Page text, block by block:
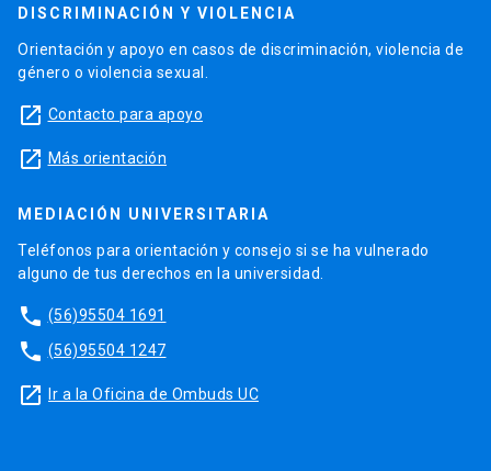
DISCRIMINACIÓN Y VIOLENCIA
Orientación y apoyo en casos de discriminación, violencia de
género o violencia sexual.
launch Contacto para apoyo
launch Más orientación
MEDIACIÓN UNIVERSITARIA
Teléfonos para orientación y consejo si se ha vulnerado
alguno de tus derechos en la universidad.
phone (56)95504 1691
phone (56)95504 1247
launch Ir a la Oficina de Ombuds UC